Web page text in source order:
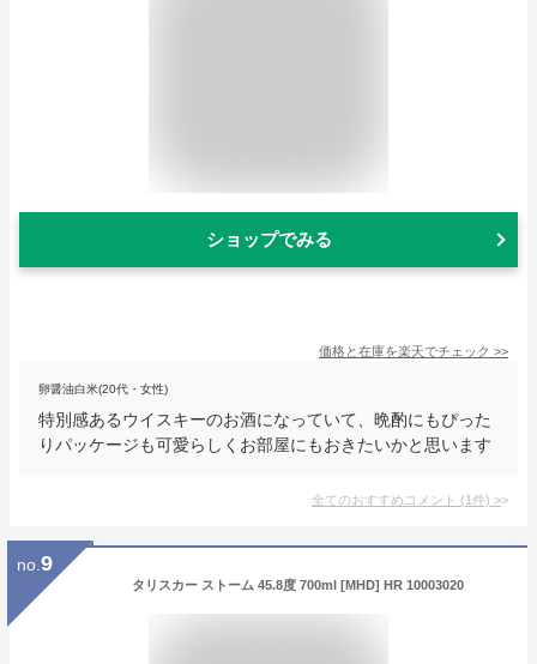
ショップでみる
価格と在庫を楽天でチェック >>
卵醤油白米(20代・女性)
特別感あるウイスキーのお酒になっていて、晩酌にもぴった
りパッケージも可愛らしくお部屋にもおきたいかと思います
全てのおすすめコメント (1件) >
no. 9
タリスカー ストーム 45.8度 700ml [MHD] HR 10003020